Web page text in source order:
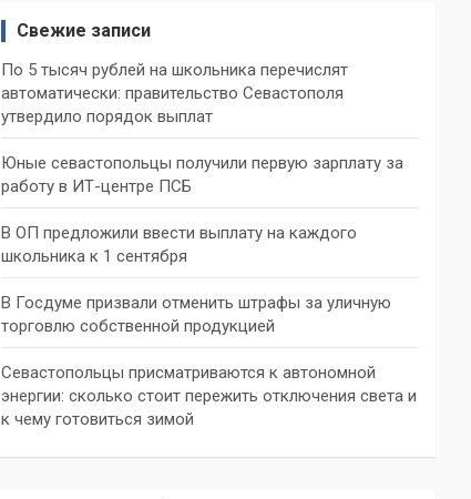
Свежие записи
По 5 тысяч рублей на школьника перечислят
автоматически: правительство Севастополя
утвердило порядок выплат
Юные севастопольцы получили первую зарплату за
работу в ИТ-центре ПСБ
В ОП предложили ввести выплату на каждого
школьника к 1 сентября
В Госдуме призвали отменить штрафы за уличную
торговлю собственной продукцией
Севастопольцы присматриваются к автономной
энергии: сколько стоит пережить отключения света и
к чему готовиться зимой